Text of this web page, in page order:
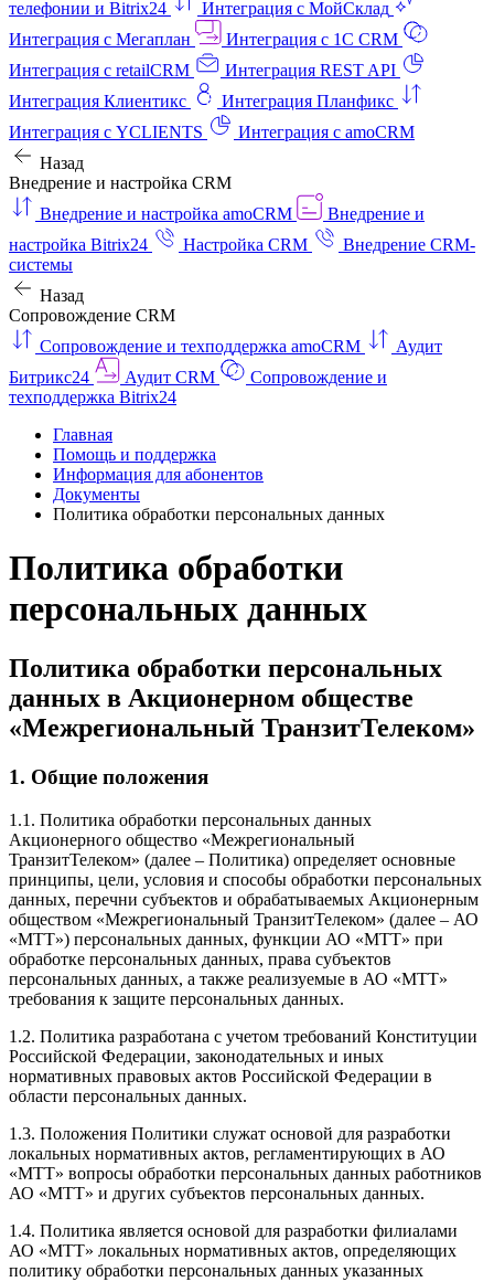
телефонии и Bitrix24
Интеграция с МойСклад
Интеграция с Мегаплан
Интеграция с 1C CRM
Интеграция с retailCRM
Интеграция REST API
Интеграция Клиентикс
Интеграция Планфикс
Интеграция с YCLIENTS
Интеграция с amoCRM
Назад
Внедрение и настройка CRM
Внедрение и настройка amoCRM
Внедрение и
настройка Bitrix24
Настройка CRM
Внедрение CRM-
системы
Назад
Сопровождение CRM
Сопровождение и техподдержка amoCRM
Аудит
Битрикс24
Аудит CRM
Сопровождение и
техподдержка Bitrix24
Главная
Помощь и поддержка
Информация для абонентов
Документы
Политика обработки персональных данных
Политика обработки
персональных данных
Политика обработки персональных
данных в Акционерном обществе
«Межрегиональный ТранзитТелеком»
1. Общие положения
1.1. Политика обработки персональных данных
Акционерного общество «Межрегиональный
ТранзитТелеком» (далее – Политика) определяет основные
принципы, цели, условия и способы обработки персональных
данных, перечни субъектов и обрабатываемых Акционерным
обществом «Межрегиональный ТранзитТелеком» (далее – АО
«МТТ») персональных данных, функции АО «МТТ» при
обработке персональных данных, права субъектов
персональных данных, а также реализуемые в АО «МТТ»
требования к защите персональных данных.
1.2. Политика разработана с учетом требований Конституции
Российской Федерации, законодательных и иных
нормативных правовых актов Российской Федерации в
области персональных данных.
1.3. Положения Политики служат основой для разработки
локальных нормативных актов, регламентирующих в АО
«МТТ» вопросы обработки персональных данных работников
АО «МТТ» и других субъектов персональных данных.
1.4. Политика является основой для разработки филиалами
АО «МТТ» локальных нормативных актов, определяющих
политику обработки персональных данных указанных